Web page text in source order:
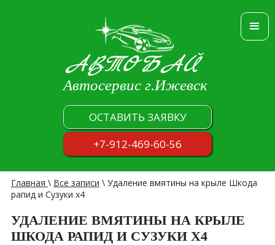
АВТОБАЙ
Автосервис г.Ижевск
ОСТАВИТЬ ЗАЯВКУ
+7-912-469-60-56
Главная \ Все записи \ Удаление вмятины на крыле Шкода
рапид и Сузуки х4
УДАЛЕНИЕ ВМЯТИНЫ НА КРЫЛЕ
ШКОДА РАПИД И СУЗУКИ Х4